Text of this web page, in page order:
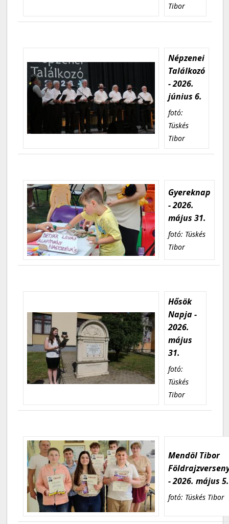
Tibor
Népzenei
Találkozó
- 2026.
június 6.
fotó:
Tüskés
Tibor
Gyereknap
- 2026.
május 31.
fotó: Tüskés
Tibor
Hősök
Napja -
2026.
május
31.
fotó:
Tüskés
Tibor
Mendöl Tibor
- 2026. május 5.
fotó: Tüskés Tibor